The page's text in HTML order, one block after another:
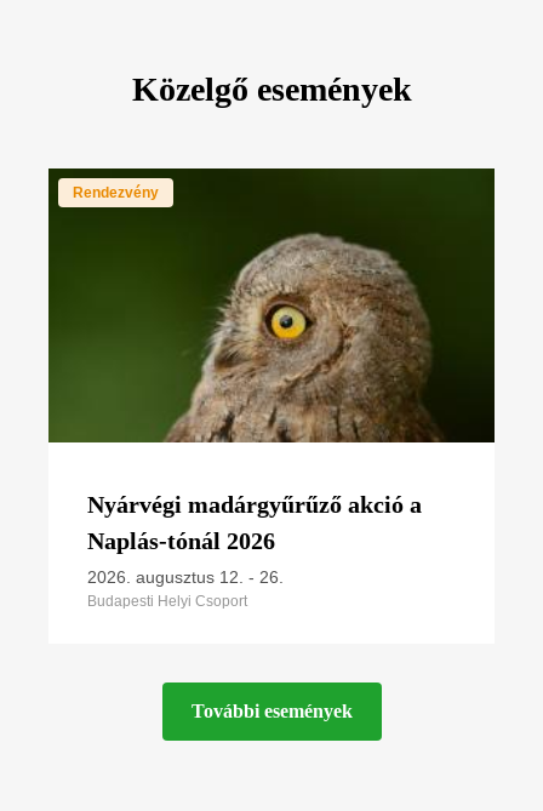
Közelgő események
Rendezvény
Nyárvégi madárgyűrűző akció a
Naplás-tónál 2026
2026. augusztus 12. - 26.
Budapesti Helyi Csoport
További események